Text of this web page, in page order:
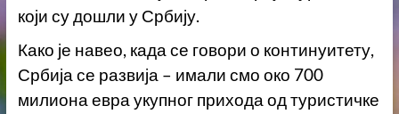
који су дошли у Србију.
Како је навео, када се говори о континуитету,
Србија се развија – имали смо око 700
милиона евра укупног прихода од туристичке